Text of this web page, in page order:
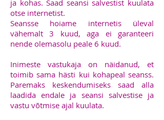
ja kohas. Saad seansi salvestist kuulata
otse internetist.
Seansse hoiame internetis üleval
vähemalt 3 kuud, aga ei garanteeri
nende olemasolu peale 6 kuud.
Inimeste vastukaja on näidanud, et
toimib sama hästi kui kohapeal seanss.
Paremaks keskendumiseks saad alla
laadida endale ja seansi salvestise ja
vastu võtmise ajal kuulata.